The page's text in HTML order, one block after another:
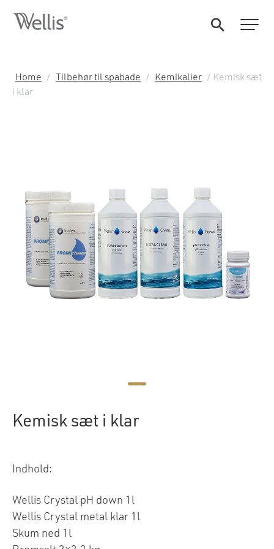
Home / Tilbehør til spabade / Kemikalier / Kemisk sæt
i klar
Kemisk sæt i klar
Indhold:
Wellis Crystal pH down 1l
Wellis Crystal metal klar 1l
Skum ned 1l